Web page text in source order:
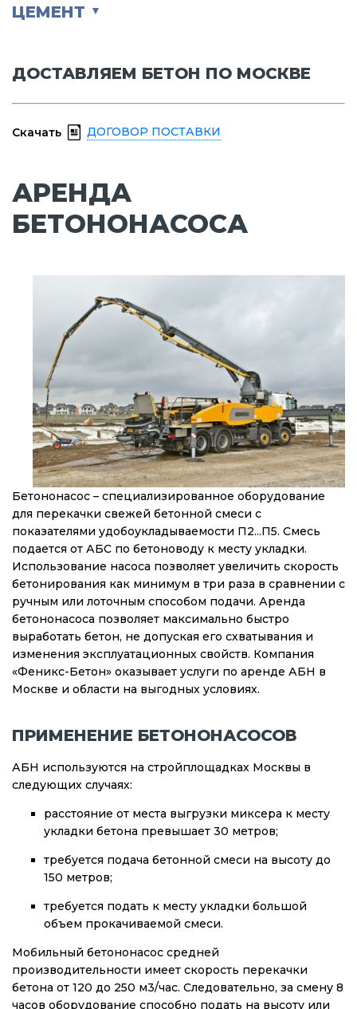
ЦЕМЕНТ ▼
ДОСТАВЛЯЕМ БЕТОН ПО МОСКВЕ
Скачать ДОГОВОР ПОСТАВКИ
АРЕНДА
БЕТОНОНАСОСА
Бетононасос – специализированное оборудование
для перекачки свежей бетонной смеси с
показателями удобоукладываемости П2...П5. Смесь
подается от АБС по бетоноводу к месту укладки.
Использование насоса позволяет увеличить скорость
бетонирования как минимум в три раза в сравнении с
ручным или лоточным способом подачи. Аренда
бетононасоса позволяет максимально быстро
выработать бетон, не допуская его схватывания и
изменения эксплуатационных свойств. Компания
«Феникс-Бетон» оказывает услуги по аренде АБН в
Москве и области на выгодных условиях.
ПРИМЕНЕНИЕ БЕТОНОНАСОСОВ
АБН используются на стройплощадках Москвы в
следующих случаях:
расстояние от места выгрузки миксера к месту
укладки бетона превышает 30 метров;
требуется подача бетонной смеси на высоту до
150 метров;
требуется подать к месту укладки большой
объем прокачиваемой смеси.
Мобильный бетононасос средней
производительности имеет скорость перекачки
бетона от 120 до 250 м3/час. Следовательно, за смену 8
часов оборудование способно подать на высоту или